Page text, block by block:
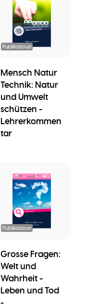
Publikatioun
Mensch Natur
Technik: Natur
und Umwelt
schützen -
Lehrerkommen
tar
Publikatioun
Grosse Fragen:
Welt und
Wahrheit -
Leben und Tod
-